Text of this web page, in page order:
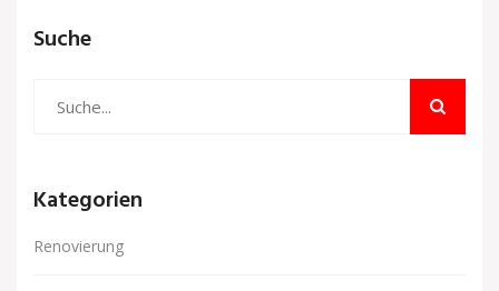
Suche
Kategorien
Renovierung